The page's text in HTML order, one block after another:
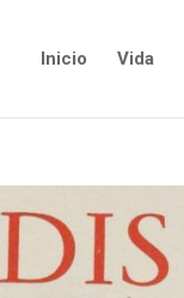
Inicio Vida